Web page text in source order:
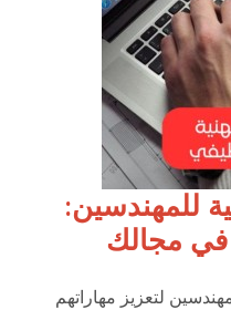
للمهندسين:
في مجالك
لتعزيز مهاراتهم